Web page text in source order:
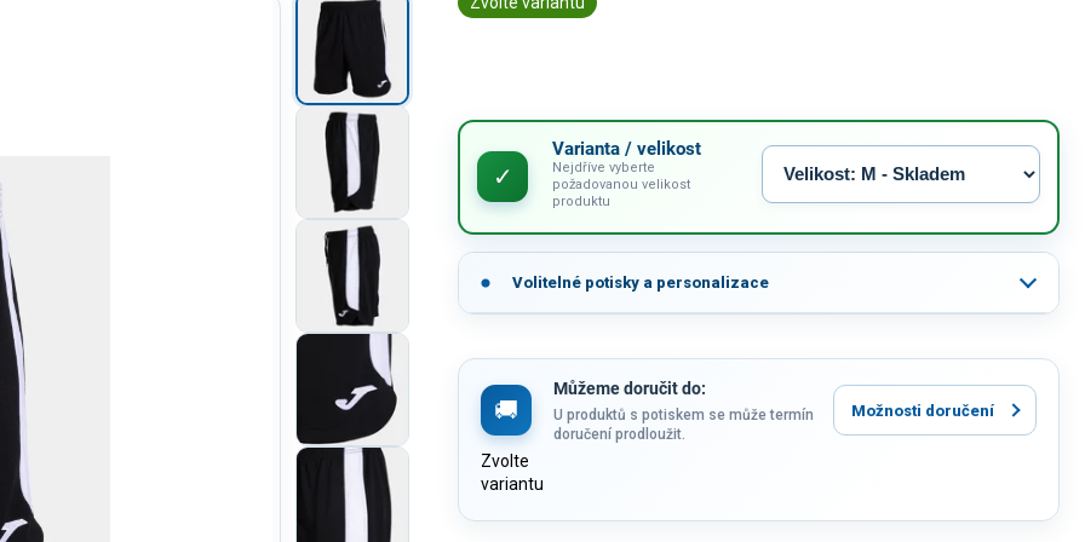
Varianta / velikost
Nejdříve vyberte
požadovanou velikost
produktu
Volitelné potisky a personalizace
Můžeme doručit do:
Zvolte
variantu
U produktů s potiskem se může termín
doručení prodloužit.
Možnosti doručení